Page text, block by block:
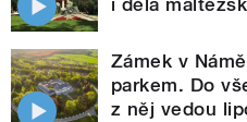
i děla
Zámek v
parkem. Do
z něj vedou